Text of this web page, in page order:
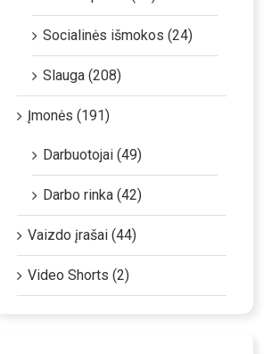
Socialinės išmokos (24)
Slauga (208)
Įmonės (191)
Darbuotojai (49)
Darbo rinka (42)
Vaizdo įrašai (44)
Video Shorts (2)